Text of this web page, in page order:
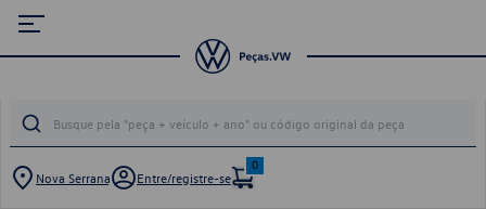
Nova Serrana Entre/registre-se
0